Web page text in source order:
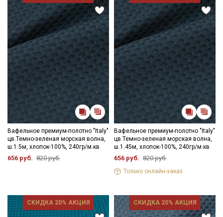
Вафельное премиум-полотно "Italy"
цв.Темно-зеленая морская волна,
ш.1.5м, хлопок-100%, 240гр/м.кв
656 руб. 820 руб.
Вафельное премиум-полотно "Italy"
цв.Темно-зеленая морская волна,
ш.1.45м, хлопок-100%, 240гр/м.кв
656 руб. 820 руб.
Только онлайн-заказ
СКИДКА 20% АКЦИЯ СКИДКА 20% АКЦИЯ